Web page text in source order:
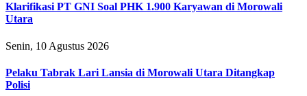
Klarifikasi PT GNI Soal PHK 1.900 Karyawan di Morowali
Utara
Senin, 10 Agustus 2026
Pelaku Tabrak Lari Lansia di Morowali Utara Ditangkap
Polisi